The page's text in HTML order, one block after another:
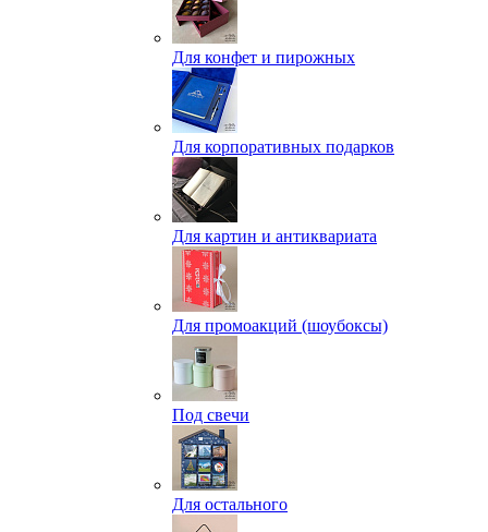
Для конфет и пирожных
Для корпоративных подарков
Для картин и антиквариата
Для промоакций (шоубоксы)
Под свечи
Для остального